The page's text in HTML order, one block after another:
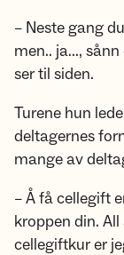
– Neste gang
men.. ja...,
ser til siden.
Turene hun
deltagernes
mange av
– Å få cellegift
kroppen din.
cellegiftkur er